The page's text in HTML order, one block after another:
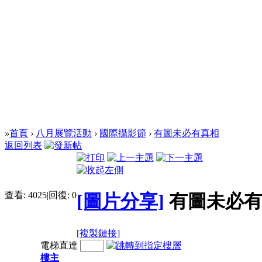
»首頁 › 八月展覽活動 › 國際攝影節 › 有圖未必有真相
返回列表
查看: 4025|回復: 0[圖片分享] 有圖未必
[複製鏈接]
電梯直達
樓主